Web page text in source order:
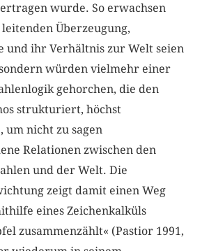
wurde. So erwachsen
Überzeugung,
und ihr Verhältnis zur Welt seien
würden vielmehr einer
gehorchen, die den
strukturiert, höchst
um nicht zu sagen
Relationen zwischen den
und der Welt. Die
zeigt damit einen Weg
eines Zeichenkalküls
zusammenzählt« (Pastior 1991,